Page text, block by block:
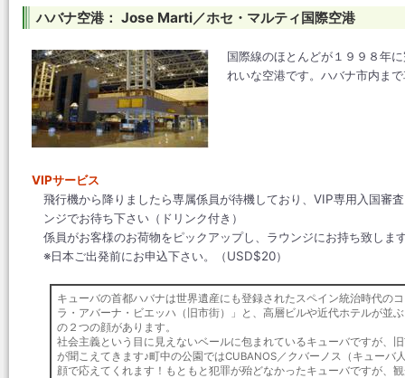
ハバナ空港： Jose Marti／ホセ・マルティ国際空港
国際線のほとんどが１９９８年
れいな空港です。ハバナ市内ま
VIPサービス
飛行機から降りましたら専属係員が待機しており、VIP専用入国審
ンジでお待ち下さい（ドリンク付き）
係員がお客様のお荷物をピックアップし、ラウンジにお持ち致しま
※日本ご出発前にお申込下さい。（USD$20）
キューバの首都ハバナは世界遺産にも登録されたスペイン統治時代の
ラ・アバーナ・ビエッハ（旧市街）」と、高層ビルや近代ホテルが並
の２つの顔があります。
社会主義という目に見えないベールに包まれているキューバですが、
が聞こえてきます♪町中の公園ではCUBANOS／クバーノス（キューバ
顔で応えてくれます！もともと犯罪が殆どなかったキューバですが、